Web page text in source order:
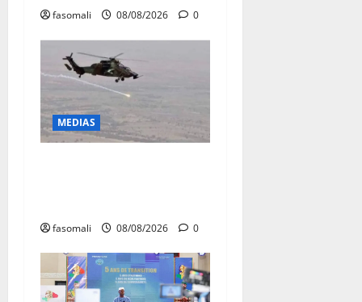
fasomali 08/08/2026 0
MEDIAS
fasomali 08/08/2026 0